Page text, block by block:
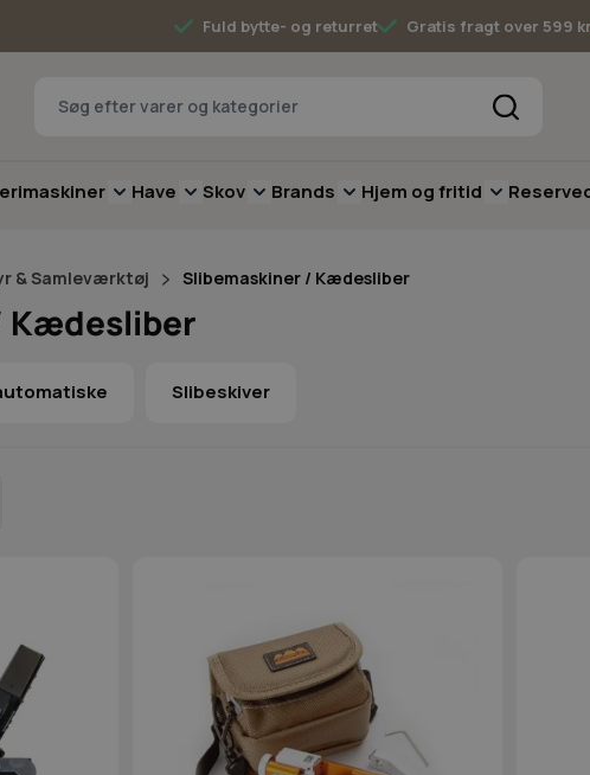
Fuld bytte- og returret Gratis fragt over 599
submenu for Robotplæneklippere
Toggle submenu for Batterimaskiner
Have Toggle submenu for Have
Skov Toggle submenu for Skov
Brands Toggle submenu for Brands
Hjem og fritid Toggle
& Samleværktøj Slibemaskiner / Kædesliber
Kædesliber
Slibeskiver